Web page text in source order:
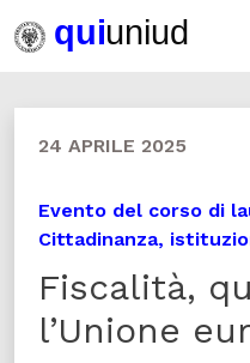
24 APRILE 2025
Evento del corso di
Cittadinanza,
Fiscalità,
l’Unione